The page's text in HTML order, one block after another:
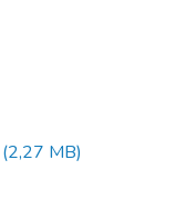
(2,27 MB)